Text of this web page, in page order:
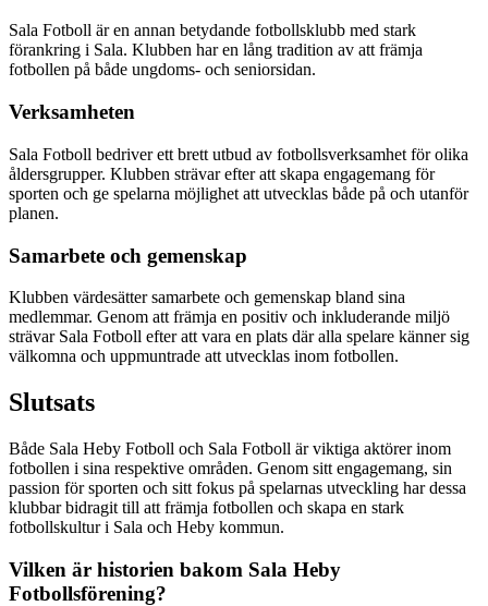
Sala Fotboll är en annan betydande fotbollsklubb med stark
förankring i Sala. Klubben har en lång tradition av att främja
fotbollen på både ungdoms- och seniorsidan.
Verksamheten
Sala Fotboll bedriver ett brett utbud av fotbollsverksamhet för olika
åldersgrupper. Klubben strävar efter att skapa engagemang för
sporten och ge spelarna möjlighet att utvecklas både på och utanför
planen.
Samarbete och gemenskap
Klubben värdesätter samarbete och gemenskap bland sina
medlemmar. Genom att främja en positiv och inkluderande miljö
strävar Sala Fotboll efter att vara en plats där alla spelare känner sig
välkomna och uppmuntrade att utvecklas inom fotbollen.
Slutsats
Både Sala Heby Fotboll och Sala Fotboll är viktiga aktörer inom
fotbollen i sina respektive områden. Genom sitt engagemang, sin
passion för sporten och sitt fokus på spelarnas utveckling har dessa
klubbar bidragit till att främja fotbollen och skapa en stark
fotbollskultur i Sala och Heby kommun.
Vilken är historien bakom Sala Heby
Fotbollsförening?